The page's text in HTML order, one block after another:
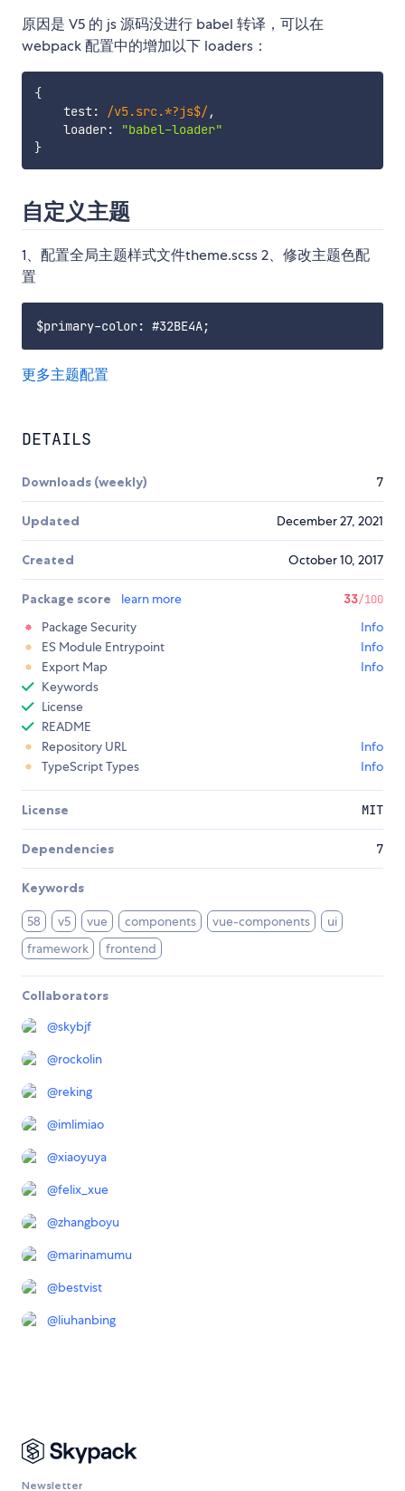
原因是 V5 的 js 源码没进行 babel 转译，可以在
webpack 配置中的增加以下 loaders：
{
    test
: /v5.src.*?js$/,
    loader
:
"babel-loader"
}
自定义主题
1、配置全局主题样式文件theme.scss 2、修改主题色配
置
更多主题配置
DETAILS
Downloads (weekly) 7
Updated December 27, 2021
Created October 10, 2017
Package score learn more 33/100
Package Security
Info
ES Module Entrypoint
Info
Export Map
Info
Keywords
License
README
Repository URL
Info
TypeScript Types
Info
License MIT
Dependencies 7
Keywords
58 v5 vue components vue-components
ui
framework
frontend
Collaborators
@skybjf
@rockolin
@reking
@imlimiao
@xiaoyuya
@felix_xue
@zhangboyu
@marinamumu
@bestvist
@liuhanbing
Newsletter